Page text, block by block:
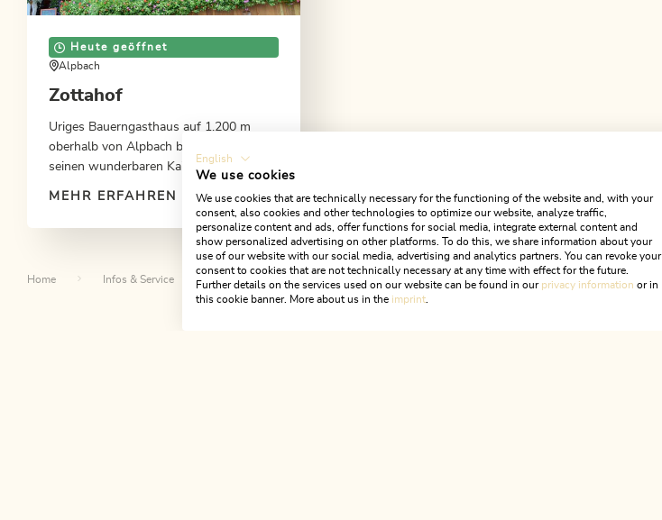
Heute geöffnet
Alpbach
Zottahof
Uriges Bauerngasthaus auf 1.200 m
oberhalb von Alpbach bekannt für
seinen wunderbaren Kaiserschmarrn,
MEHR ERFAHREN
Home Infos & Service Alpbachtal A-Z Bletzacher Hausladen
English
We use cookies
We use cookies that are technically necessary for the functioning of the website and, with your
consent, also cookies and other technologies to optimize our website, analyze traffic,
personalize content and ads, offer functions for social media, integrate external content and
show personalized advertising on other platforms. To do this, we share information about your
use of our website with our social media, advertising and analytics partners. You can revoke your
consent to cookies that are not technically necessary at any time with effect for the future.
Further details on the services used on our website can be found in our privacy information or in
this cookie banner. More about us in the imprint.